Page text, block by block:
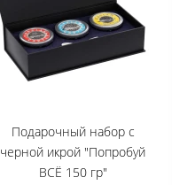
Подарочный набор с
черной икрой "Попробуй
ВСЁ 150 гр"